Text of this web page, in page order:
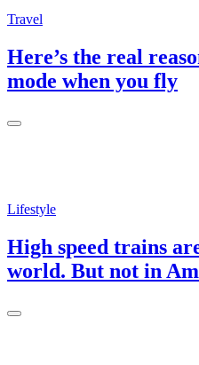
Travel
Here’s the real
mode when you fly
Lifestyle
High speed trains
world. But not in